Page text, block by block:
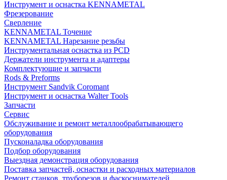
Инструмент и оснастка KENNAMETAL
Фрезерование
Сверление
KENNAMETAL Точение
KENNAMETAL Нарезание резьбы
Инструментальная оснастка из PCD
Держатели инструмента и адаптеры
Комплектующие и запчасти
Rods & Preforms
Инструмент Sandvik Coromant
Инструмент и оснастка Walter Tools
Запчасти
Сервис
Обслуживание и ремонт металлообрабатывающего
оборудования
Пусконаладка оборудования
Подбор оборудования
Выездная демонстрация оборудования
Поставка запчастей, оснастки и расходных материалов
Ремонт станков, труборезов и фаскоснимателей